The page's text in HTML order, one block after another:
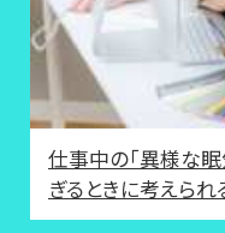
仕事中の「異様な眠
ぎるときに考えられ